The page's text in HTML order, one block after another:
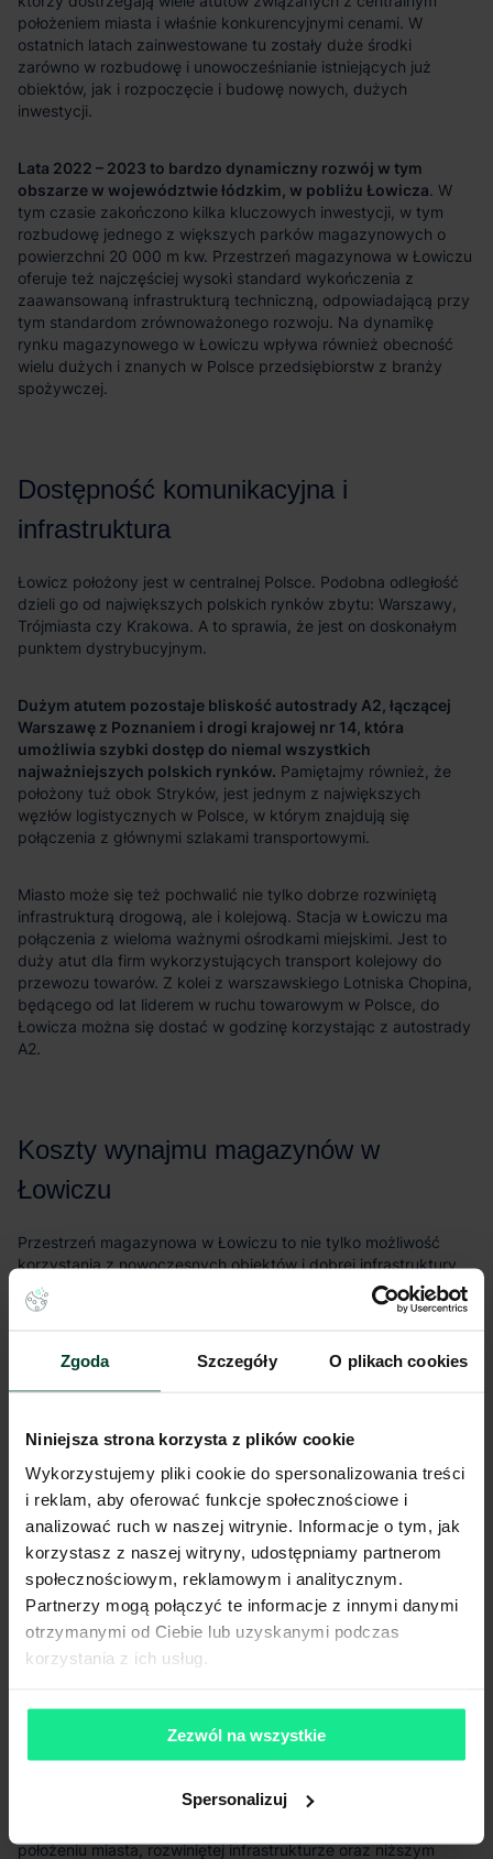
Zgoda Szczegóły O plikach cookies
Niniejsza strona korzysta z plików cookie
Wykorzystujemy pliki cookie do spersonalizowania treści
i reklam, aby oferować funkcje społecznościowe i
analizować ruch w naszej witrynie. Informacje o tym, jak
korzystasz z naszej witryny, udostępniamy partnerom
społecznościowym, reklamowym i analitycznym.
Partnerzy mogą połączyć te informacje z innymi danymi
otrzymanymi od Ciebie lub uzyskanymi podczas
korzystania z ich usług.
Zezwól na wszystkie
Spersonalizuj
Lata 2022 – 2023 to bardzo dynamiczny rozwój w tym
obszarze w województwie łódzkim, w pobliżu Łowicza
Dużym atutem pozostaje bliskość autostrady A2, łączącej
Warszawę z Poznaniem i drogi krajowej nr 14, która
umożliwia szybki dostęp do niemal wszystkich
najważniejszych polskich rynków.
wynajmu, jak i bezpieczeństwo inwestycji
Na ceny najmu
wpływ mają m.in. niższe koszty pracy, dlatego magazyn w
Łowiczu jest godną uwagi alternatywą dla firm
poszukujących efektywnych kosztowo rozwiązań
logistycznych.